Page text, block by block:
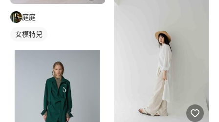
庭庭
女模特兒